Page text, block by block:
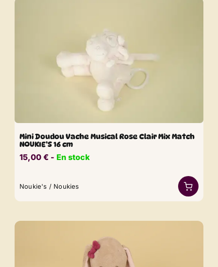
Mini Doudou Vache Musical Rose Clair Mix Match
NOUKIE’S 16 cm
15,00 € ​​ - En stock
Noukie's / Noukies